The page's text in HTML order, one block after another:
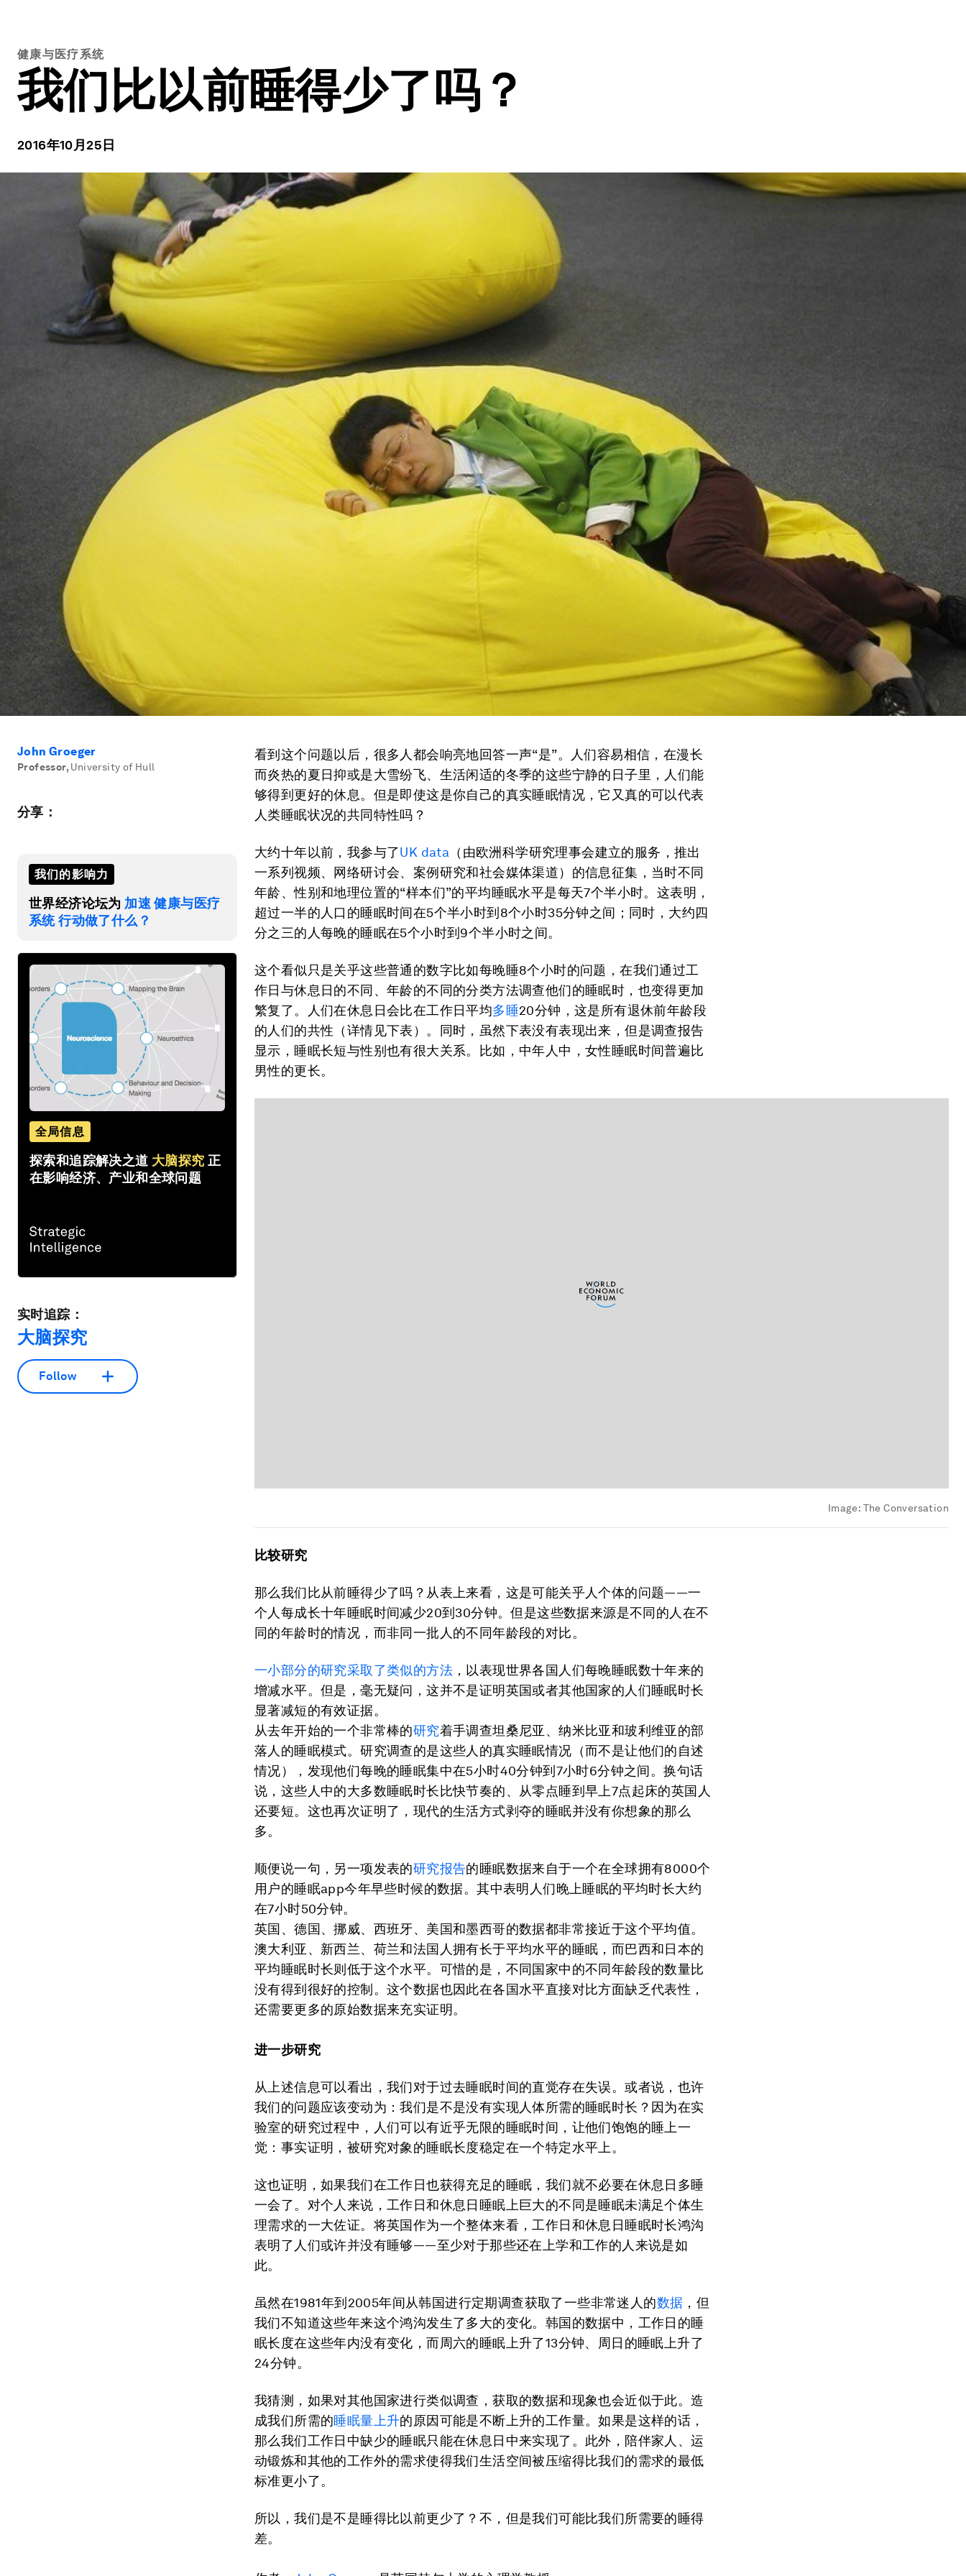
健康与医疗系统
我们比以前睡得少了吗？
2016年10月25日
John Groeger
Professor, University of Hull
分享：
我们的影响力
世界经济论坛为 加速 健康与医疗
系统 行动做了什么？
全局信息
探索和追踪解决之道 大脑探究 正
在影响经济、产业和全球问题
实时追踪：
大脑探究
Follow
看到这个问题以后，很多人都会响亮地回答一声“是”。人们容易相信，在漫长
而炎热的夏日抑或是大雪纷飞、生活闲适的冬季的这些宁静的日子里，人们能
够得到更好的休息。但是即使这是你自己的真实睡眠情况，它又真的可以代表
人类睡眠状况的共同特性吗？
大约十年以前，我参与了UK data （由欧洲科学研究理事会建立的服务，推出
一系列视频、网络研讨会、案例研究和社会媒体渠道）的信息征集，当时不同
年龄、性别和地理位置的“样本们”的平均睡眠水平是每天7个半小时。这表明，
超过一半的人口的睡眠时间在5个半小时到8个小时35分钟之间；同时，大约四
分之三的人每晚的睡眠在5个小时到9个半小时之间。
这个看似只是关乎这些普通的数字比如每晚睡8个小时的问题，在我们通过工
作日与休息日的不同、年龄的不同的分类方法调查他们的睡眠时，也变得更加
繁复了。人们在休息日会比在工作日平均多睡20分钟，这是所有退休前年龄段
的人们的共性（详情见下表）。同时，虽然下表没有表现出来，但是调查报告
显示，睡眠长短与性别也有很大关系。比如，中年人中，女性睡眠时间普遍比
男性的更长。
Image: The Conversation
比较研究
那么我们比从前睡得少了吗？从表上来看，这是可能关乎人个体的问题——一
个人每成长十年睡眠时间减少20到30分钟。但是这些数据来源是不同的人在不
同的年龄时的情况，而非同一批人的不同年龄段的对比。
一小部分的研究采取了类似的方法 ，以表现世界各国人们每晚睡眠数十年来的
增减水平。但是，毫无疑问，这并不是证明英国或者其他国家的人们睡眠时长
显著减短的有效证据。
从去年开始的一个非常棒的研究着手调查坦桑尼亚、纳米比亚和玻利维亚的部
落人的睡眠模式。研究调查的是这些人的真实睡眠情况（而不是让他们的自述
情况），发现他们每晚的睡眠集中在5小时40分钟到7小时6分钟之间。换句话
说，这些人中的大多数睡眠时长比快节奏的、从零点睡到早上7点起床的英国人
还要短。这也再次证明了，现代的生活方式剥夺的睡眠并没有你想象的那么
多。
顺便说一句，另一项发表的研究报告的睡眠数据来自于一个在全球拥有8000个
用户的睡眠app今年早些时候的数据。其中表明人们晚上睡眠的平均时长大约
在7小时50分钟。
英国、德国、挪威、西班牙、美国和墨西哥的数据都非常接近于这个平均值。
澳大利亚、新西兰、荷兰和法国人拥有长于平均水平的睡眠，而巴西和日本的
平均睡眠时长则低于这个水平。可惜的是，不同国家中的不同年龄段的数量比
没有得到很好的控制。这个数据也因此在各国水平直接对比方面缺乏代表性，
还需要更多的原始数据来充实证明。
进一步研究
从上述信息可以看出，我们对于过去睡眠时间的直觉存在失误。或者说，也许
我们的问题应该变动为：我们是不是没有实现人体所需的睡眠时长？因为在实
验室的研究过程中，人们可以有近乎无限的睡眠时间，让他们饱饱的睡上一
觉：事实证明，被研究对象的睡眠长度稳定在一个特定水平上。
这也证明，如果我们在工作日也获得充足的睡眠，我们就不必要在休息日多睡
一会了。对个人来说，工作日和休息日睡眠上巨大的不同是睡眠未满足个体生
理需求的一大佐证。将英国作为一个整体来看，工作日和休息日睡眠时长鸿沟
表明了人们或许并没有睡够——至少对于那些还在上学和工作的人来说是如
此。
虽然在1981年到2005年间从韩国进行定期调查获取了一些非常迷人的数据 ，但
我们不知道这些年来这个鸿沟发生了多大的变化。韩国的数据中，工作日的睡
眠长度在这些年内没有变化，而周六的睡眠上升了13分钟、周日的睡眠上升了
24分钟。
我猜测，如果对其他国家进行类似调查，获取的数据和现象也会近似于此。造
成我们所需的睡眠量上升的原因可能是不断上升的工作量。如果是这样的话，
那么我们工作日中缺少的睡眠只能在休息日中来实现了。此外，陪伴家人、运
动锻炼和其他的工作外的需求使得我们生活空间被压缩得比我们的需求的最低
标准更小了。
所以，我们是不是睡得比以前更少了？不，但是我们可能比我们所需要的睡得
差。